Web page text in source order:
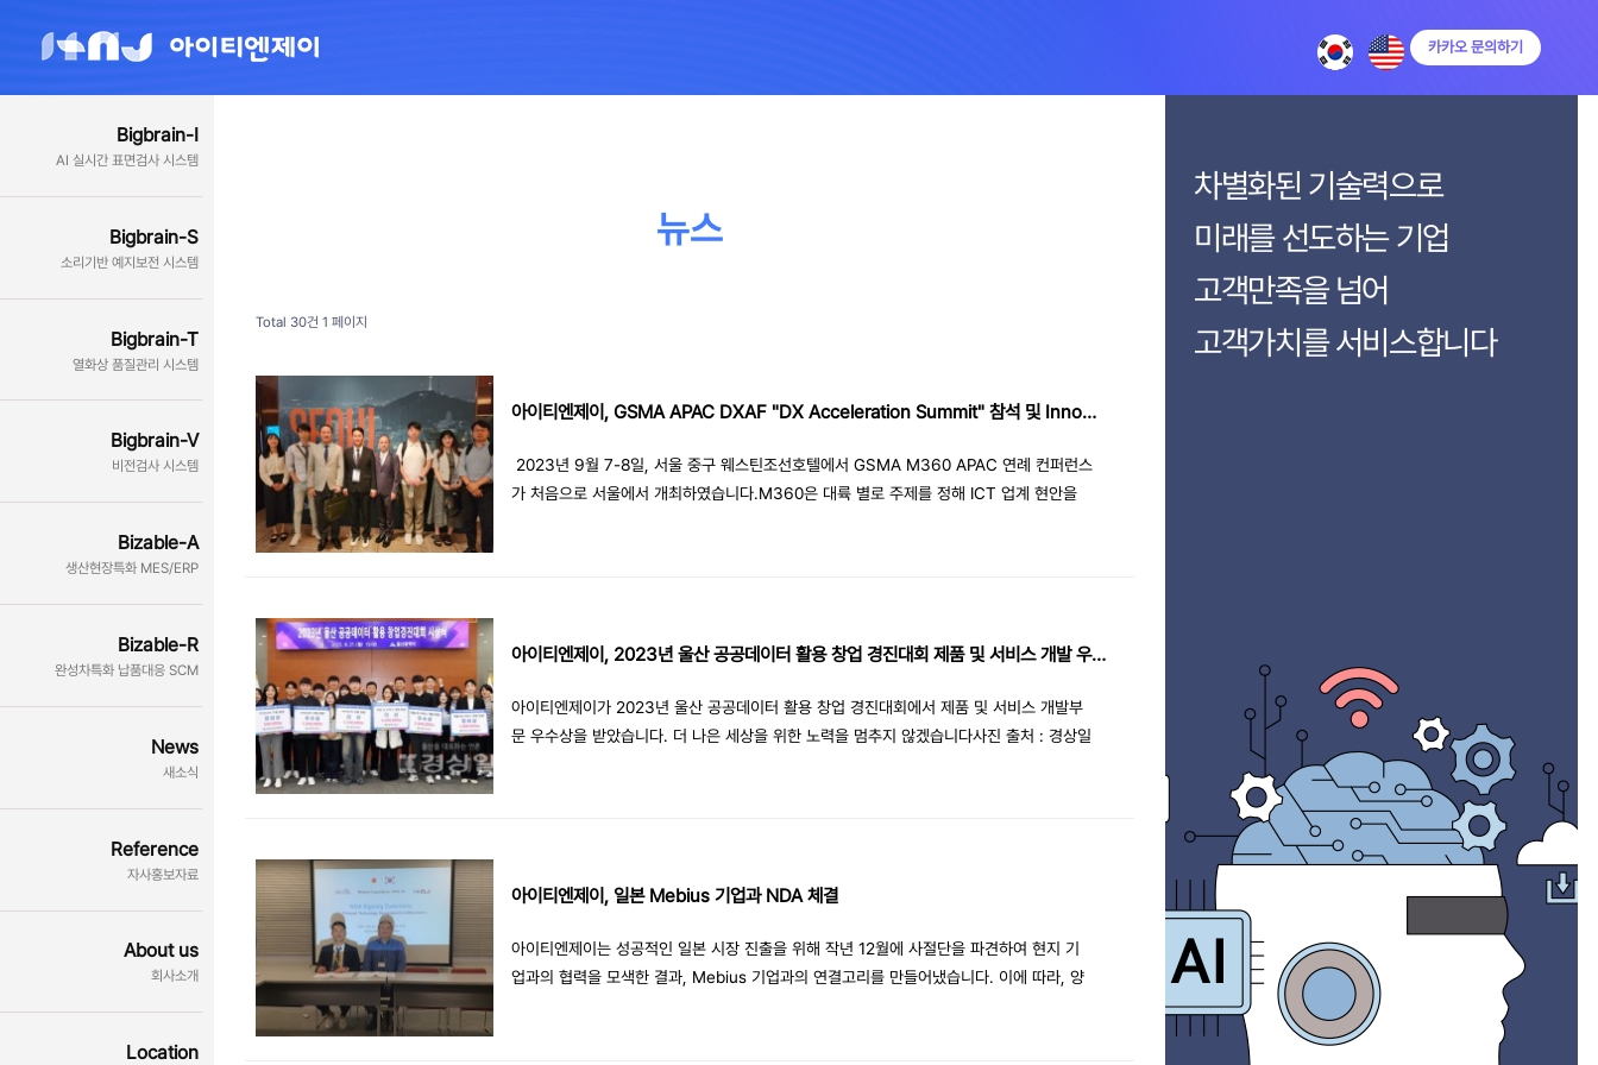
카카오 문의하기
Bigbrain-I
AI 실시간 표면검사 시스템
Bigbrain-S
소리기반 예지보전 시스템
Bigbrain-T
열화상 품질관리 시스템
Bigbrain-V
비전검사 시스템
Bizable-A
생산현장특화 MES/ERP
Bizable-R
완성차특화 납품대응 SCM
News
새소식
Reference
자사홍보자료
About us
회사소개
Location
뉴스
Total 30건 1 페이지
아이티엔제이, GSMA APAC DXAF "DX Acceleration Summit" 참석 및 Inno…
2023년 9월 7-8일, 서울 중구 웨스틴조선호텔에서 GSMA M360 APAC 연례 컨퍼런스
가 처음으로 서울에서 개최하였습니다.M360은 대륙 별로 주제를 정해 ICT 업계 현안을
ation Summit"에 참석하여 16개의 최신 기술 기업중 하나로 선정되어 심사 위원들 앞에
공지능과 머신러닝을 활용하여 품질검사, 생산자동화, 로봇제어 등을 효과적으로 구현한 사
례를 공유하였으며, 이를 통해 제조업체가 직면한 다양한 어려움을 극복할 수 있는 혁신적
닝 기반의 품질검사 솔루션, 설비예지보전기술, 디지털 트란스포메이션 기술 등을 중심으
시작으로 해외시장 진출 확대를 위한Joint Venture 설립을 추진 중에 있습니다. 이로써 회
사는 글로벌 시장에서의 성장과 혁신을 지속적으로 추진하고 있습니다.
아이티엔제이, 2023년 울산 공공데이터 활용 창업 경진대회 제품 및 서비스 개발 우수상
아이티엔제이가 2023년 울산 공공데이터 활용 창업 경진대회에서 제품 및 서비스 개발부
문 우수상을 받았습니다. 더 나은 세상을 위한 노력을 멈추지 않겠습니다사진 출처 : 경상일
아이티엔제이, 일본 Mebius 기업과 NDA 체결
아이티엔제이는 성공적인 일본 시장 진출을 위해 작년 12월에 사절단을 파견하여 현지 기
업과의 협력을 모색한 결과, Mebius 기업과의 연결고리를 만들어냈습니다. 이에 따라, 양
차별화된 기술력으로
미래를 선도하는 기업
고객만족을 넘어
고객가치를 서비스합니다